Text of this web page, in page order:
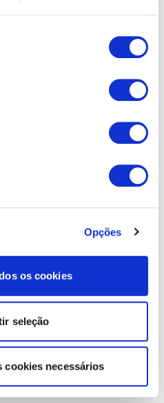
Opções
os cookies
seleção
cookies necessários